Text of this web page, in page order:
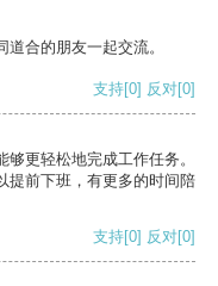
合的朋友一起交流。
支持[0] 反对[0]
更轻松地完成工作任务。
提前下班，有更多的时间陪
支持[0] 反对[0]